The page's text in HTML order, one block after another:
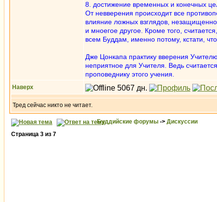
8. достижение временных и конечных
От невверения происходит все
влияние ложных взглядов,
и мноегое другое. Кроме того,
всем Буддам, именно потому, кстати,
Дже Цонкапа практику вверения
неприятное для Учителя. Ведь
проповеднику этого учения.
Наверх
Тред сейчас никто не читает.
Буддийские форумы -> Дискуссии
Страница 3 из 7